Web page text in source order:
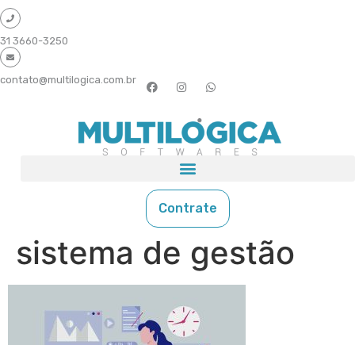
31 3660-3250
contato@multilogica.com.br
Contrate
sistema de gestão